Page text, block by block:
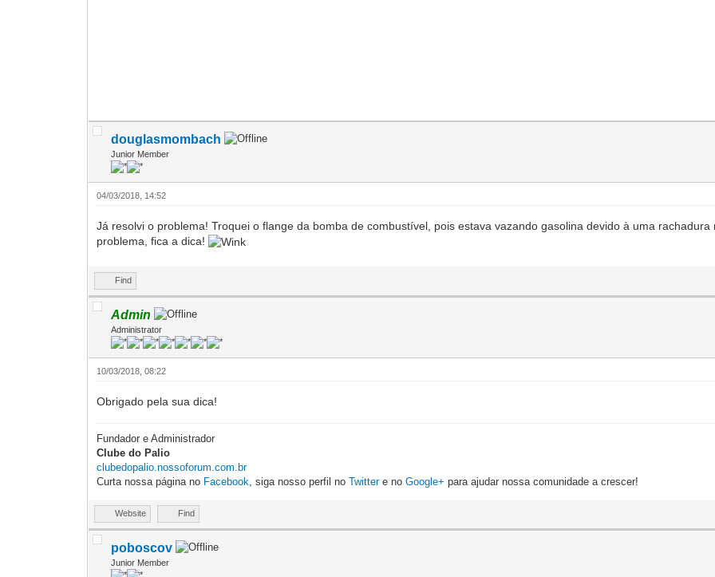
douglasmombach
Junior Member
04/03/2018, 14:52
Já resolvi o problema! Troquei o flange da bomba de combustível, pois estava vazando gasolina devido à uma
problema, fica a dica!
Find
Admin
Administrator
10/03/2018, 08:22
Obrigado pela sua dica!
Fundador e Administrador
Clube do Palio
clubedopalio.nossoforum.com.br
Curta nossa página no Facebook , siga nosso perfil noTwittere noGoogle+ para ajudar nossa comunidade a crescer!
Website Find
poboscov
Junior Member